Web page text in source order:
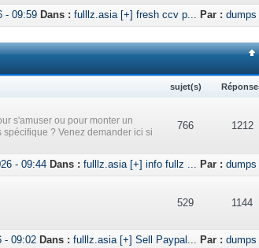
- 09:59 Dans : fulllz.asia [+] fresh ccv p... Par : dumps
sujet(s)
s'amuser ou pour monter un
? Venez demander ici si
766 1212
- 09:44 Dans : fulllz.asia [+] info fullz ... Par : dumps
529 1144
- 09:02 Dans : fulllz.asia [+] Sell Paypal... Par : dumps